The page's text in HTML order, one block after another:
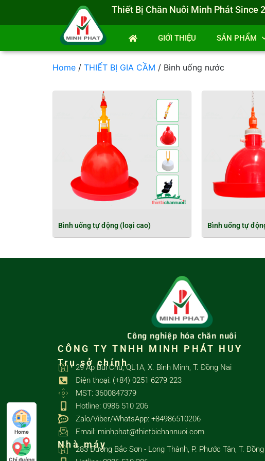
Thiết Bị Chăn Nuôi Minh Phát Since
GIỚI THIỆU SẢN PHẨM
Home / THIẾT BỊ GIA CẦM / Bình uống nước
Bình uống tự động (loại cao) Bình uống tự
Công nghiệp hóa chăn nuôi
CÔNG TY TNHH MINH PHÁT HUY
Trụ sở chính
29 Ấp Bùi Chu, QL1A, X. Bình Minh, T. Đồng Nai
Điện thoại: (+84) 0251 6279 223
MST: 3600847379
Hotline: 0986 510 206
Zalo/Viber/WhatsApp: +84986510206
Email: minhphat@thietbichannuoi.com
Nhà máy
283 Đường Bắc Sơn - Long Thành, P. Phước Tân, T.
Home
Chỉ đường